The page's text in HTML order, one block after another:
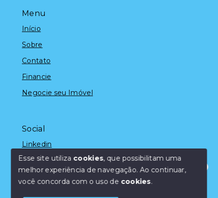
Olá! Estamos disponíveis para te ajudar.
Menu
Início
Sobre
Contato
Financie
Negocie seu Imóvel
Social
Linkedin
© Copyright 2026 - Marcelo Silveira - Todos os direitos
Esse site utiliza cookies, que possibilitam uma
melhor experiência de navegação.Ao continuar,
você concorda com o uso de cookies.